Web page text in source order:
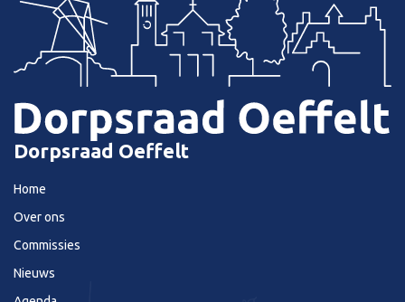
Dorpsraad Oeffelt
Home
Over ons
Commissies
Nieuws